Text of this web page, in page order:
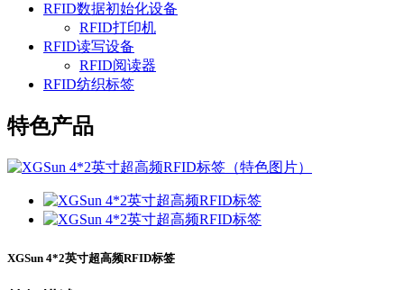
RFID数据初始化设备
RFID打印机
RFID读写设备
RFID阅读器
RFID纺织标签
特色产品
XGSun 4*2英寸超高频RFID标签